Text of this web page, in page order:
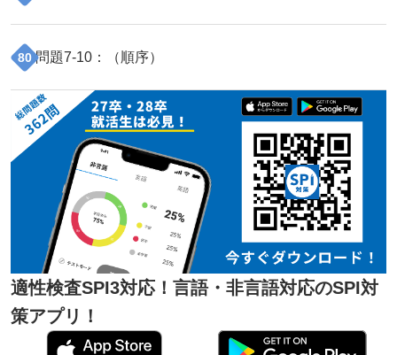
80 問題7-10 ：（順序）
適性検査SPI3対応！言語・非言語対応のSPI対
策アプリ！